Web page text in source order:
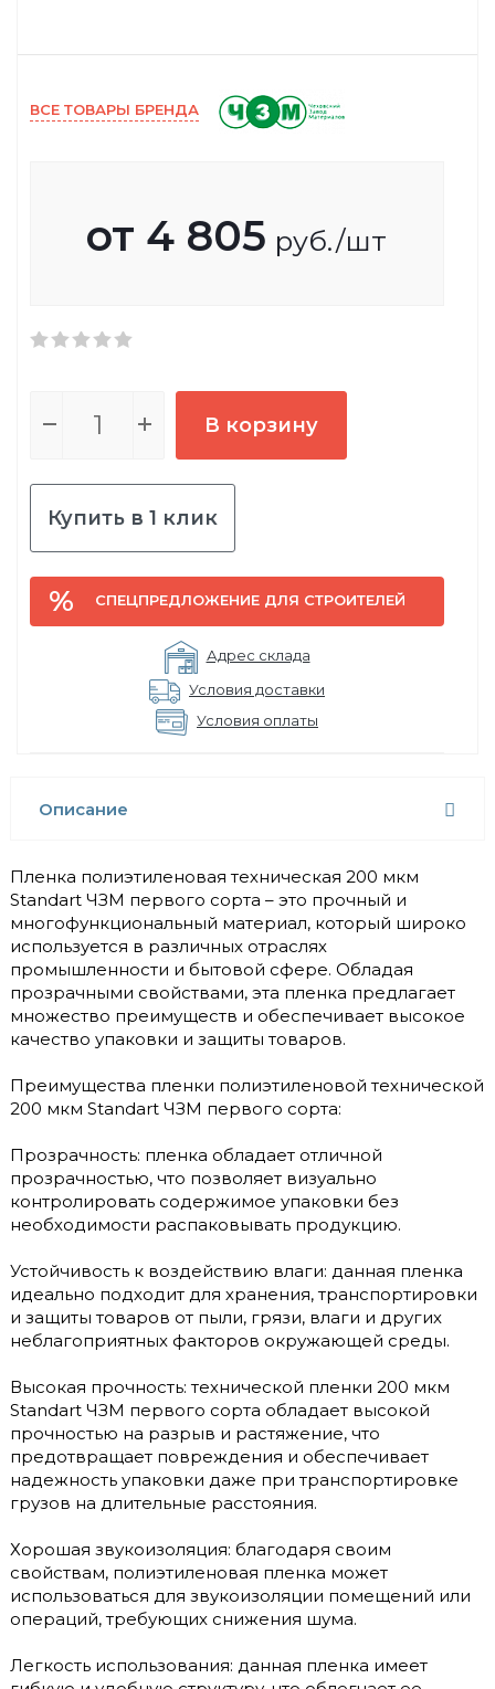
ВСЕ ТОВАРЫ БРЕНДА
от 4 805 руб./шт
В корзину
Купить в 1 клик
СПЕЦПРЕДЛОЖЕНИЕ ДЛЯ СТРОИТЕЛЕЙ
Адрес склада
Условия доставки
Условия оплаты
Описание
Пленка полиэтиленовая техническая 200 мкм
Standart ЧЗМ первого сорта – это прочный и
многофункциональный материал, который широко
используется в различных отраслях
промышленности и бытовой сфере. Обладая
прозрачными свойствами, эта пленка предлагает
множество преимуществ и обеспечивает высокое
качество упаковки и защиты товаров.
Преимущества пленки полиэтиленовой технической
200 мкм Standart ЧЗМ первого сорта:
Прозрачность: пленка обладает отличной
прозрачностью, что позволяет визуально
контролировать содержимое упаковки без
необходимости распаковывать продукцию.
Устойчивость к воздействию влаги: данная пленка
идеально подходит для хранения, транспортировки
и защиты товаров от пыли, грязи, влаги и других
неблагоприятных факторов окружающей среды.
Высокая прочность: технической пленки 200 мкм
Standart ЧЗМ первого сорта обладает высокой
прочностью на разрыв и растяжение, что
предотвращает повреждения и обеспечивает
надежность упаковки даже при транспортировке
грузов на длительные расстояния.
Хорошая звукоизоляция: благодаря своим
свойствам, полиэтиленовая пленка может
использоваться для звукоизоляции помещений или
операций, требующих снижения шума.
Легкость использования: данная пленка имеет